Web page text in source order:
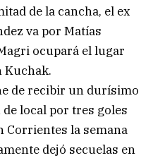
de la cancha, el ex
va por Matías
ocupará el lugar
Kuchak.
de recibir un durísimo
local por tres goles
Corrientes la semana
dejó secuelas en